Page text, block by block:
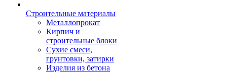
Строительные материалы
Металлопрокат
Кирпич и
строительные блоки
Сухие смеси,
грунтовки, затирки
Изделия из бетона